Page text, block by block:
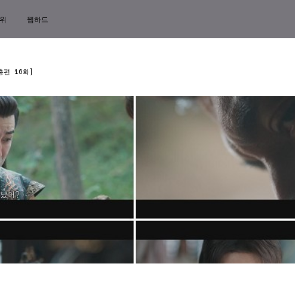
웹하드
편 16화]